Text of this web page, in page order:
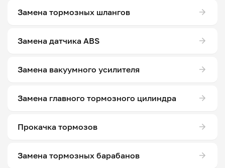
Замена тормозных шлангов
Замена датчика ABS
Замена вакуумного усилителя
Замена главного тормозного цилиндра
Прокачка тормозов
Замена тормозных барабанов